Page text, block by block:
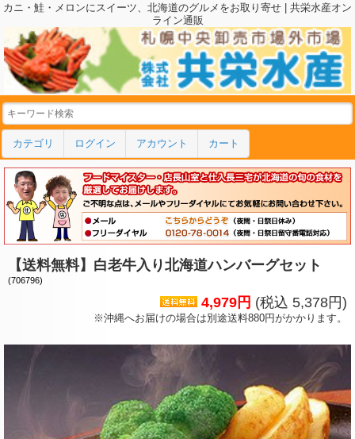
カニ・鮭・メロンにスイーツ、北海道のグルメをお取り寄せ | 共栄水産オン
ライン通販
カテゴリ ログイン アカウント カート
【送料無料】白老牛入り北海道ハンバーグセット
(706796)
4,979円 (税込 5,378円)
※沖縄へお届けの場合は別途送料880円がかかります。